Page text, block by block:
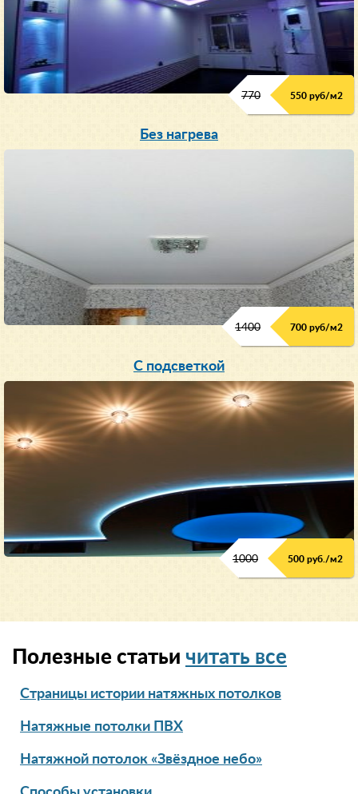
770 550 руб/м2
Без нагрева
1400 700 руб/м2
С подсветкой
1000 500 руб./м2
Полезные статьи читать все
Страницы истории натяжных потолков
Натяжные потолки ПВХ
Натяжной потолок «Звёздное небо»